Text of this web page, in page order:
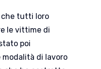
che tutti loro
le vittime di
poi
di lavoro